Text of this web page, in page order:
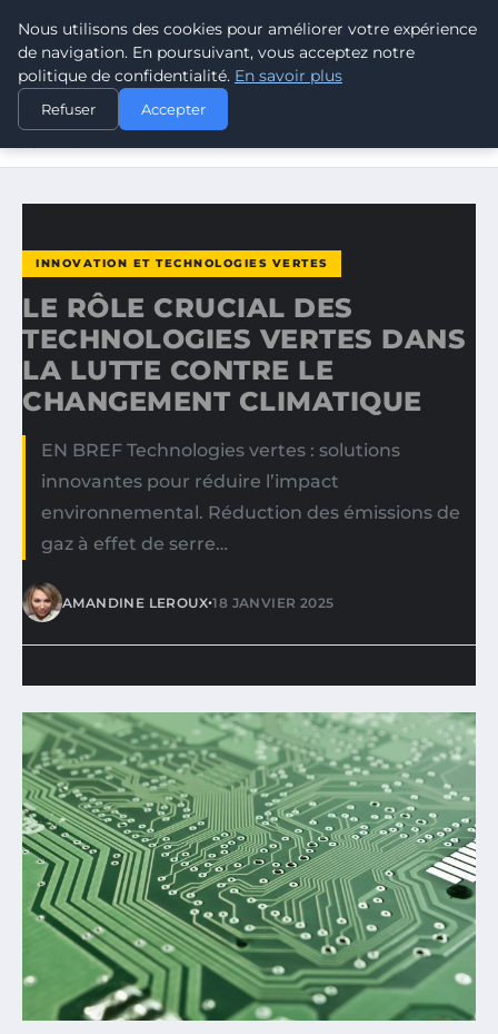
CLIMATE GUARDIAN
ACCUEIL
INNOVATION ET TECHNOLOGIES VERTES
LE RÔLE CRUCIAL DES TECHNOLOGIES VERTES DANS LA
INNOVATION ET TECHNOLOGIES VERTES
LE RÔLE CRUCIAL DES
TECHNOLOGIES VERTES DANS
LA LUTTE CONTRE LE
CHANGEMENT CLIMATIQUE
EN BREF Technologies vertes : solutions
innovantes pour réduire l’impact
environnemental. Réduction des émissions de
gaz à effet de serre…
AMANDINE LEROUX•18 JANVIER 2025
Nous utilisons des cookies pour améliorer votre expérience
de navigation. En poursuivant, vous acceptez notre
politique de confidentialité. En savoir plus
Refuser Accepter